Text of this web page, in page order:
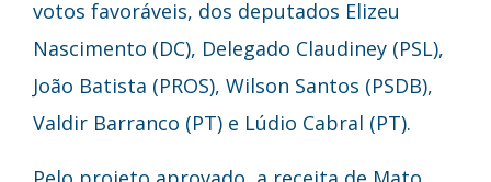
votos favoráveis, dos deputados Elizeu
Nascimento (DC), Delegado Claudiney (PSL),
João Batista (PROS), Wilson Santos (PSDB),
Valdir Barranco (PT) e Lúdio Cabral (PT).